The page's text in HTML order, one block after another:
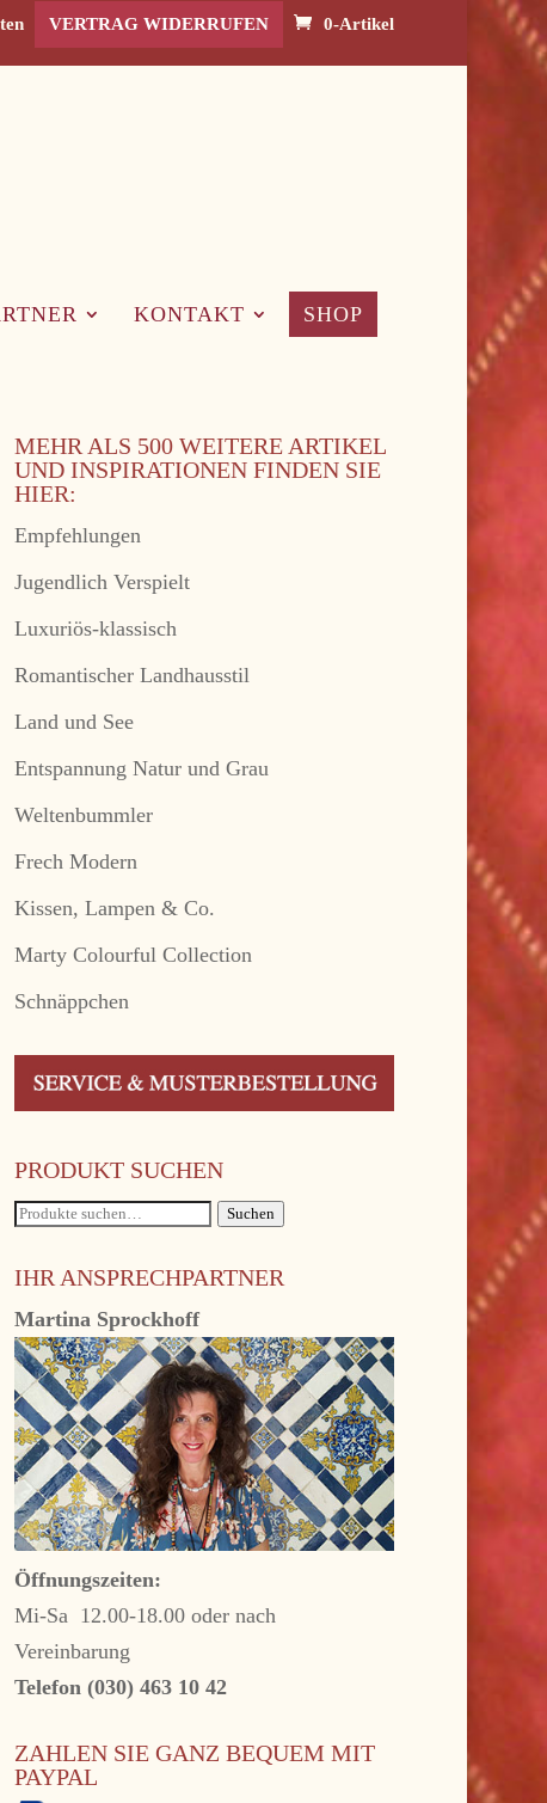
VERTRAG WIDERRUFEN 0-Artikel
KONTAKT SHOP
MEHR ALS 500 WEITERE ARTIKEL
UND INSPIRATIONEN FINDEN SIE
HIER:
Empfehlungen
Jugendlich Verspielt
Luxuriös-klassisch
Romantischer Landhausstil
Land und See
Entspannung Natur und Grau
Weltenbummler
Frech Modern
Kissen, Lampen & Co.
Marty Colourful Collection
Schnäppchen
PRODUKT SUCHEN
Suche
Suchen
IHR ANSPRECHPARTNER
Martina Sprockhoff
Öffnungszeiten:
Mi-Sa 12.00-18.00 oder nach
Vereinbarung
Telefon (030) 463 10 42
ZAHLEN SIE GANZ BEQUEM MIT
PAYPAL